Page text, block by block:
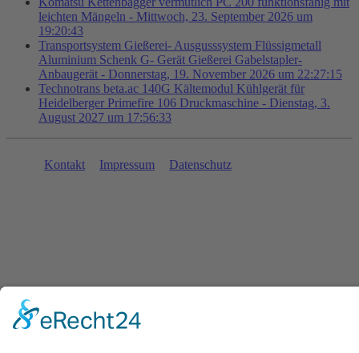
leichten Mängeln - Mittwoch, 23. September 2026 um
19:20:43
Transportsystem Gießerei- Ausgusssystem Flüssigmetall
Aluminium Schenk G- Gerät Gießerei Gabelstapler-
Anbaugerät - Donnerstag, 19. November 2026 um 22:27:15
Technotrans beta.ac 140G Kältemodul Kühlgerät für
Heidelberger Primefire 106 Druckmaschine - Dienstag, 3.
August 2027 um 17:56:33
Kontakt Impressum Datenschutz